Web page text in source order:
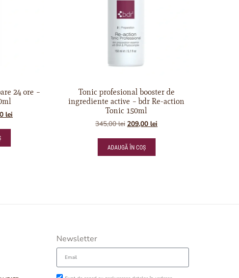
24 ore –
lei
Tonic profesional booster de
ingrediente active – bdr Re-action
Tonic 150ml
345,00lei 209,00 lei
ADAUGĂ ÎN COȘ
Newsletter